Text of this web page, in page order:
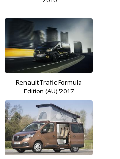
Renault Trafic Formula
Edition (AU) '2017